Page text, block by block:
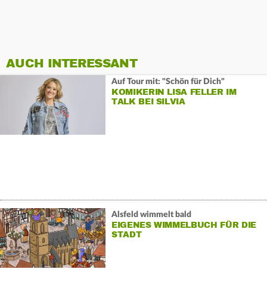
AUCH INTERESSANT
Auf Tour mit: "Schön für Dich"
KOMIKERIN LISA FELLER IM
TALK BEI SILVIA
Alsfeld wimmelt bald
EIGENES WIMMELBUCH FÜR DIE
STADT